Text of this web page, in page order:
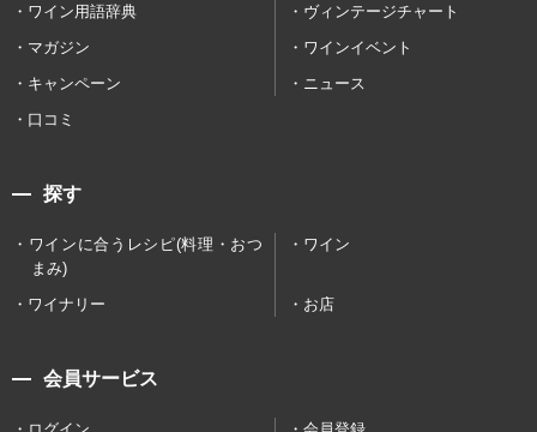
ワイン用語辞典
ヴィンテージチャート
マガジン
ワインイベント
キャンペーン
ニュース
口コミ
探す
ワインに合うレシピ(料理・おつ
まみ)
ワイン
ワイナリー お店
会員サービス